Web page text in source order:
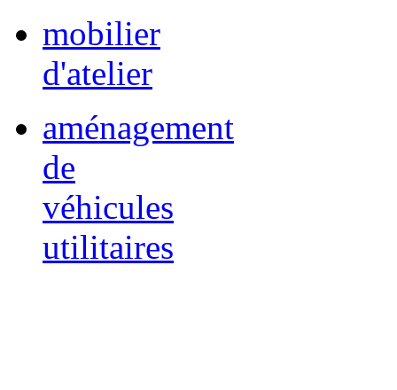
mobilier
d'atelier
aménagement
de
véhicules
utilitaires